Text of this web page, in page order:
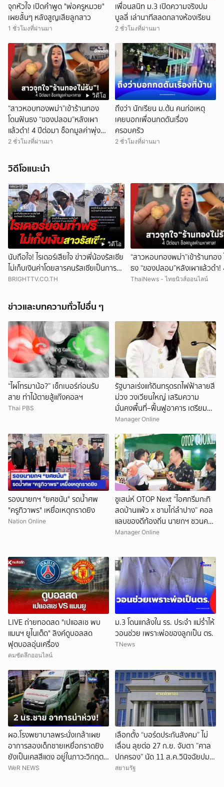
จุกหัวใจ เปิดคำพูด "พ่อครูหมวย"
เผยสั้นๆ หลังสูญเสียลูกสาว
1 ชั่วโมงที่ผ่านมา
เพื่อนสนิท ม.3 เปิดความจริงปม
บูลลี่ เล่านาทีสลดกลางห้องเรียน
2 ชั่วโมงที่ผ่านมา
วิดีโอ
“สาวหอบทองพม่า”เข้าร้านทอง
โดนฟันธง “ของปลอม”หลังเผา
แล้วดำ! 4 ปีต่อมา ช็อกมูลค่าพุ่ง
มหาศาล!
2 ชั่วโมงที่ผ่านมา
ถึงว่า นักเรียน ม.ต้น คนก่อเหตุ
เคยบอกเพื่อนกดดันเรื่อง
ครอบครัว
2 ชั่วโมงที่ผ่านมา
วิดีโอแนะนำ
วิดีโอ
นับถือใจ! ไรเดอร์เสียใจ ข่าวพี่น้องรัสเซีย
ไม่เก็บเงินค่าโดยสารคนรัสเซียเป็นการ
ขอโทษ
BRIGHTTV.CO.TH
“สาวหอบทองพม่า”เข้าร้านทอ
ธง “ของปลอม”หลังเผาแล้วดำ
มา ช็อกมูลค่าพุ่งมหาศาล!
ThaiNews - ไทยนิวส์ออนไลน์
ข่าวและบทความทั่วไปอื่น ๆ
“ไผโทรมาน้อ?” เช็กเบอร์ก่อนรับ
สาย ท่าไม้ตายสู้แก๊งคอลฯ
Thai PBS
รัฐบาลเร่งแก้ดินทรุดรถไฟฟ้าสายสี
ม่วง วงเวียนใหญ่ เสริมความ
มั่นคงพื้นที่–ฟื้นฟูอาคาร เตรียม
ทยอยคืนการจราจร
Manager Online
รองนายกฯ "ยศชนัน" รดน้ำศพ
"ครูทิวาพร" เหยื่อเหตุกราดยิง
Nation Online
ชูเสน่ห์ OTOP Next “ไอศกรีมกะทิ
สดบ้านแพ้ว x ชามไก่ลำปาง” คอล
แลบของดีท้องถิ่น นายกฯ ชวนคน
ไทยอุดหนุนภูมิปัญญาชุมชน ใน
Manager Online
LIVE ถ่ายทอดสด "เปแอสเช พบ
แมนฯ ยูไนเต็ด" ลิงค์ดูบอลสด
ฟุตบอลอุ่นเครื่อง
คมชัดลึกออนไลน์
ม.3 โดนแกล้งใน รร. ประจำ แม่ร่ำไห้
วอนช่วย เพราะพ่อของลูกเป็น ตร.
TNews
ผอ.โรงพยาบาลพระนั่งเกล้าเผย
อาการสองเด็กชายเหยื่อกราดยิง
ยังเป็นเคสสีแดง อยู่ในภาวะวิกฤต
น่าเป็นห่วง
WeR NEWS
เลือกตั้ง “บอร์ดประกันสังคม” ไม่
เลื่อน ลุยต่อ 27 ก.ย. จับตา ”ศาล
ปกครอง” นัด 11 ส.ค.วินิจฉัยปม
ยกเลิกประกาศกกต.ประกันสังคม
สยามรัฐ